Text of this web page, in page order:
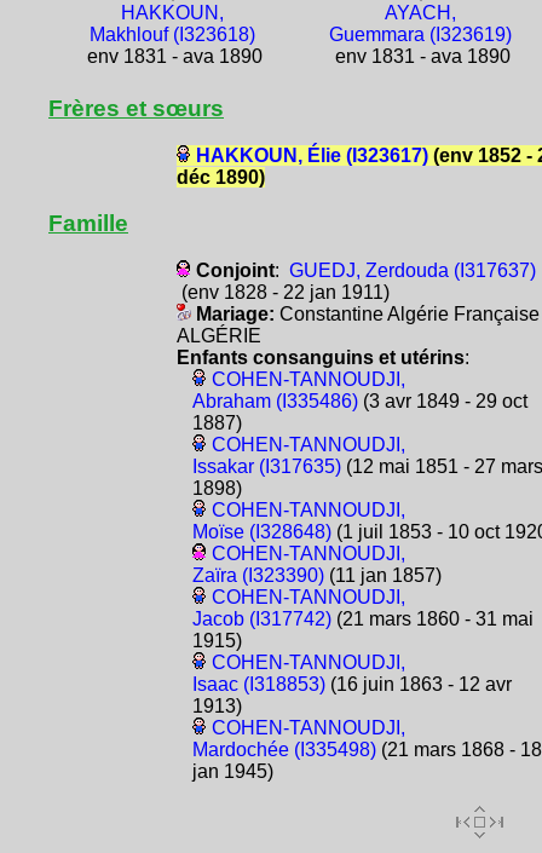
HAKKOUN,
Makhlouf (I323618)
env 1831 - ava 1890
AYACH,
Guemmara (I323619)
env 1831 - ava 1890
Frères et sœurs
HAKKOUN, Élie (I323617)(env 1852 -
déc 1890)
Famille
Conjoint: GUEDJ, Zerdouda (I317637)
(env 1828 - 22 jan 1911)
Mariage: Constantine Algérie Française
ALGÉRIE
Enfants consanguins et utérins:
COHEN-TANNOUDJI,
Abraham (I335486)(3 avr 1849 - 29 oct
1887)
COHEN-TANNOUDJI,
Issakar (I317635)(12 mai 1851 - 27 mars
1898)
COHEN-TANNOUDJI,
Moïse (I328648)(1 juil 1853 - 10 oct
COHEN-TANNOUDJI,
Zaïra (I323390)(11 jan 1857)
COHEN-TANNOUDJI,
Jacob (I317742)(21 mars 1860 - 31 mai
1915)
COHEN-TANNOUDJI,
Isaac (I318853)(16 juin 1863 - 12 avr
1913)
COHEN-TANNOUDJI,
Mardochée (I335498)(21 mars 1868 - 18
jan 1945)